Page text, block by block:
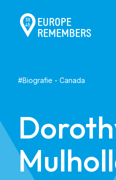
#Biografie - Canada